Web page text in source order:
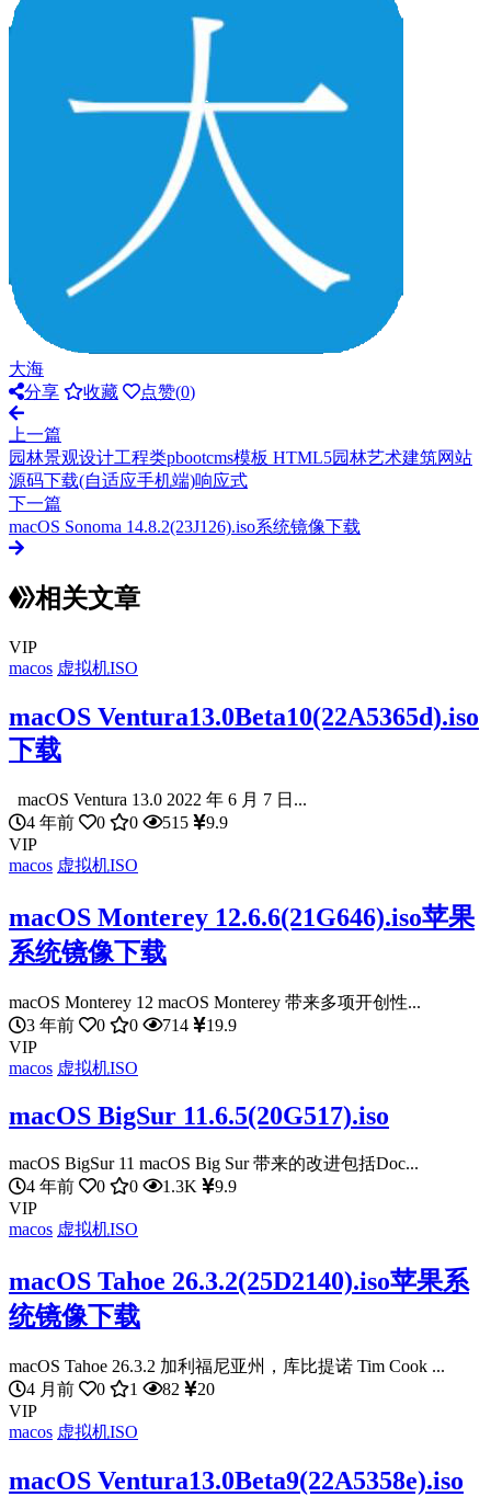
大海
分享
收藏 点赞(0)
上一篇
园林景观设计工程类pbootcms模板 HTML5园林艺术建筑网站
源码下载(自适应手机端)响应式
下一篇
macOS Sonoma 14.8.2(23J126).iso系统镜像下载
相关文章
VIP
macos 虚拟机ISO
macOS Ventura13.0Beta10(22A5365d).iso
下载
macOS Ventura 13.0 2022 年 6 月 7 日...
4 年前
0 0 515
9.9
VIP
macos 虚拟机ISO
macOS Monterey 12.6.6(21G646).iso苹果
系统镜像下载
macOS Monterey 12 macOS Monterey 带来多项开创性...
3 年前
0 0 714
19.9
VIP
macos 虚拟机ISO
macOS BigSur 11.6.5(20G517).iso
macOS BigSur 11 macOS Big Sur 带来的改进包括Doc...
4 年前
0 0 1.3K
9.9
VIP
macos 虚拟机ISO
macOS Tahoe 26.3.2(25D2140).iso苹果系
统镜像下载
macOS Tahoe 26.3.2 加利福尼亚州，库比提诺 Tim Cook ...
4 月前
0 1 82
20
VIP
macos 虚拟机ISO
macOS Ventura13.0Beta9(22A5358e).iso